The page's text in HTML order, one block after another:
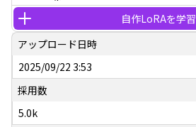
自作LoRAを学習
アップロード日時
2025/09/22 3:53
採用数
5.0k